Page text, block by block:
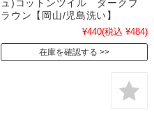
ュ)コットンツイル ダークブ
ラウン【岡山/児島洗い】
¥440(税込 ¥484)
在庫を確認する